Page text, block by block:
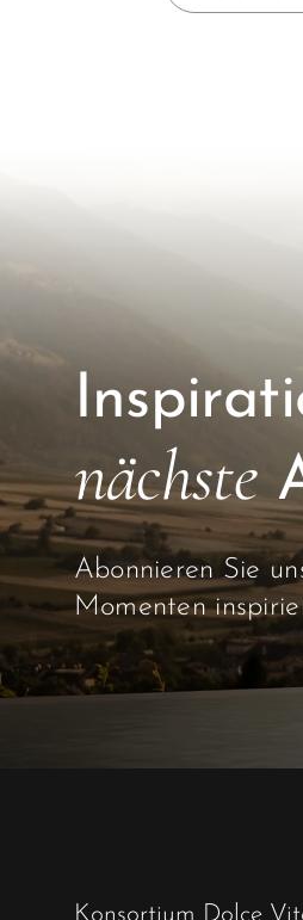
nächste
Abonnieren Sie
Momenten
Konsortium Dolce